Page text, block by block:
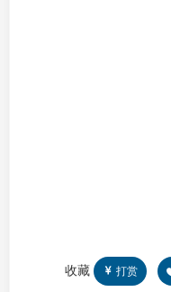
收藏 打赏